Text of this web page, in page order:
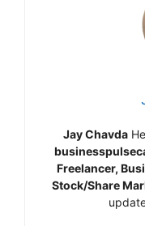
Jay Chavda
Freelancer,
Stock/Share